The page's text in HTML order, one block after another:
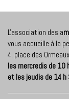
L'association des a
vous accueille à la
4, place des
les mercredis de 10
et les jeudis de 14